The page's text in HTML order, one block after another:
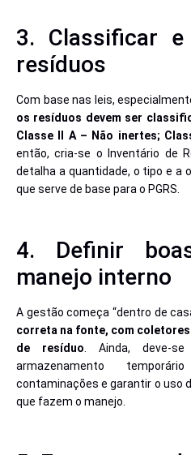
3. Classificar
resíduos
Com base nas leis,
os resíduos devem ser
Classe II A – Não inertes;
então, cria-se o Inventário de
detalha a quantidade, o tipo e a
que serve de base para o PGRS.
4. Definir
manejo interno
A gestão começa “dentro de
correta na fonte, com
de resíduo . Ainda, deve-
armazenamento
contaminações e garantir o uso
que fazem o manejo.